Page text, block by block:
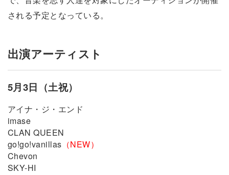
される予定となっている。
出演アーティスト
5月3日（土祝）
アイナ・ジ・エンド
imase
CLAN QUEEN
go!go!vanillas （NEW）
Chevon
SKY-HI